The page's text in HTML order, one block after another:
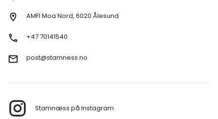
AMFI Moa Nord, 6020 Ålesund
+47 70141540
post@stamness.no
Stamnæss på Instagram